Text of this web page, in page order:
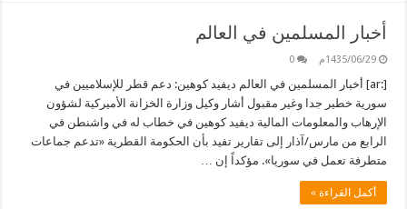
أخبار المسلمين في العالم
1435/06/29م 0
[:ar] أخبار المسلمين في العالم ديفيد كوهين: دعم قطر للإسلاميين في
سورية خطير جدا وغير مقبول أشار وكيل وزارة الخزانة الأميركية لشؤون
الإرهاب والمعلومات المالية ديفيد كوهين في خطاب له في واشنطن في
الرابع من مارس/آذار إلى تقارير تفيد بأن الحكومة القطرية «تدعم جماعات
متطرفة تعمل في سوريا». مؤكداً إن …
أكمل القراءة »